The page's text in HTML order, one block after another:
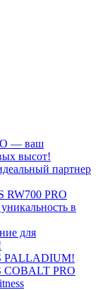
— ваш
высот!
партнер
RW700 PRO
в
для
PALLADIUM!
COBALT PRO